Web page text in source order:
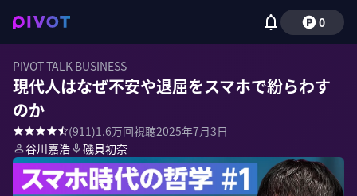
0
PIVOT TALK BUSINESS
現代人はなぜ不安や退屈をスマホで紛らわす
のか
(911)1.6万回視聴2025年7月3日
谷川嘉浩
磯貝初奈